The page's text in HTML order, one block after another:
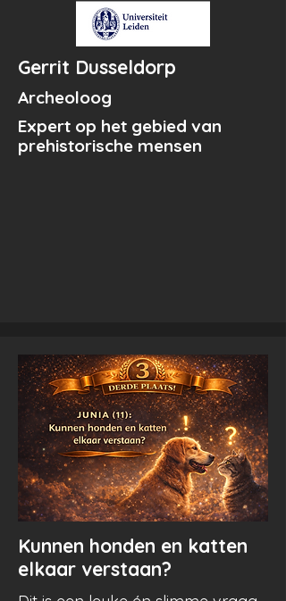
Gerrit Dusseldorp
Archeoloog
Expert op het gebied van
prehistorische mensen
Jun
ia
Kunnen honden en katten
elkaar verstaan?